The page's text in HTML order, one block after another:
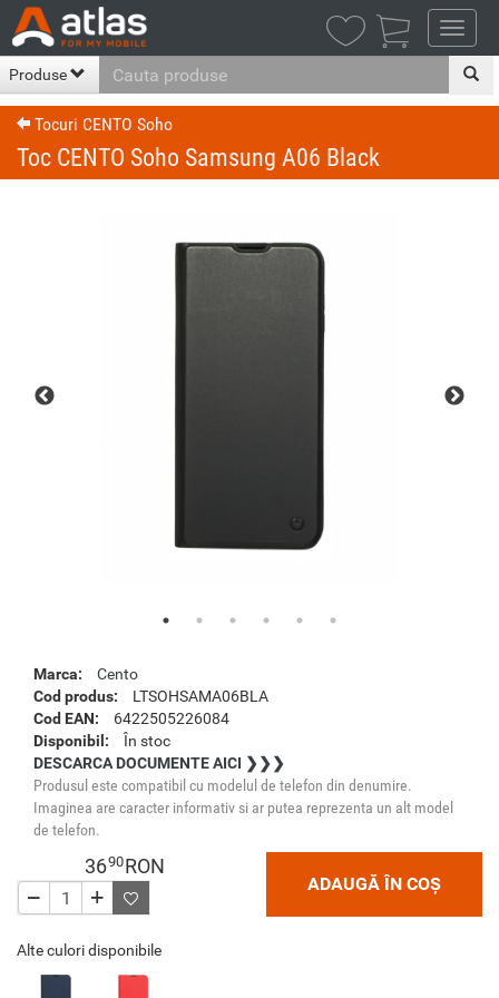
Produse
Tocuri CENTO Soho
Toc CENTO Soho Samsung A06 Black
Marca:
Cento
Cod produs:
LTSOHSAMA06BLA
Cod EAN:
6422505226084
Disponibil:
În stoc
DESCARCA DOCUMENTE AICI ❯❯❯
Produsul este compatibil cu modelul de telefon din denumire.
Imaginea are caracter informativ si ar putea reprezenta un alt model
de telefon.
3690RON
ADAUGĂ ÎN COȘ
Alte culori disponibile